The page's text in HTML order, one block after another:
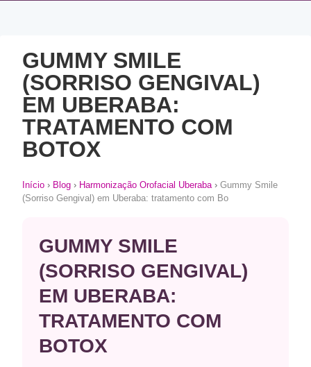
GUMMY SMILE
(SORRISO GENGIVAL)
EM UBERABA:
TRATAMENTO COM
BOTOX
Início › Blog › Harmonização Orofacial Uberaba› Gummy Smile
(Sorriso Gengival) em Uberaba: tratamento com Bo
GUMMY SMILE
(SORRISO GENGIVAL)
EM UBERABA:
TRATAMENTO COM
BOTOX